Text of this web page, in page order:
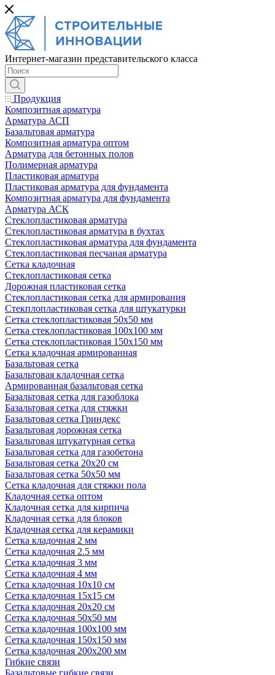
Интернет-магазин представительского класса
Продукция
Композитная арматура
Арматура АСП
Базальтовая арматура
Композитная арматура оптом
Арматура для бетонных полов
Полимерная арматура
Пластиковая арматура
Пластиковая арматура для фундамента
Композитная арматура для фундамента
Арматура АСК
Cтеклопластиковая арматура
Стеклопластиковая арматура в бухтах
Стеклопластиковая арматура для фундамента
Стеклопластиковая песчаная арматура
Сетка кладочная
Стеклопластиковая сетка
Дорожная пластиковая сетка
Стеклопластиковая сетка для армирования
Стекплопластиковая сетка для штукатурки
Сетка стеклопластиковая 50x50 мм
Сетка стеклопластиковая 100x100 мм
Сетка стеклопластиковая 150x150 мм
Сетка кладочная армированная
Базальтовая сетка
Базальтовая кладочная сетка
Армированная базальтовая сетка
Базальтовая сетка для газоблока
Базальтовая сетка для стяжки
Базальтовая сетка Гриндекс
Базальтовая дорожная сетка
Базальтовая штукатурная сетка
Базальтовая сетка для газобетона
Базальтовая сетка 20x20 см
Базальтовая сетка 50x50 мм
Сетка кладочная для стяжки пола
Кладочная сетка оптом
Кладочная сетка для кирпича
Кладочная сетка для блоков
Кладочная сетка для керамики
Сетка кладочная 2 мм
Сетка кладочная 2.5 мм
Сетка кладочная 3 мм
Сетка кладочная 4 мм
Сетка кладочная 10x10 см
Сетка кладочная 15x15 см
Сетка кладочная 20x20 см
Сетка кладочная 50x50 мм
Сетка кладочная 100x100 мм
Сетка кладочная 150x150 мм
Сетка кладочная 200x200 мм
Гибкие связи
Базальтовые гибкие связи